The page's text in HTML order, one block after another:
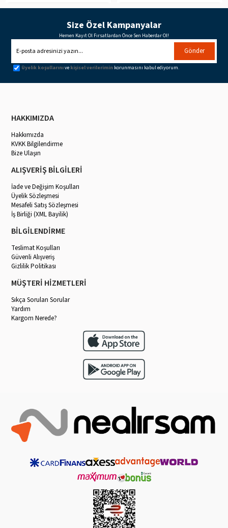
Size Özel Kampanyalar
Hemen Kayıt Ol Fırsatlardan Önce Sen Haberdar Ol!
Gönder
Üyelik koşullarınıve kişisel verilerimin korunmasını kabul ediyorum.
HAKKIMIZDA
Hakkımızda
KVKK Bilgilendirme
Bize Ulaşın
ALIŞVERİŞ BİLGİLERİ
İade ve Değişim Koşulları
Üyelik Sözleşmesi
Mesafeli Satış Sözleşmesi
İş Birliği (XML Bayilik)
BİLGİLENDİRME
Teslimat Koşulları
Güvenli Alışveriş
Gizlilik Politikası
MÜŞTERİ HİZMETLERİ
Sıkça Sorulan Sorular
Yardım
Kargom Nerede?